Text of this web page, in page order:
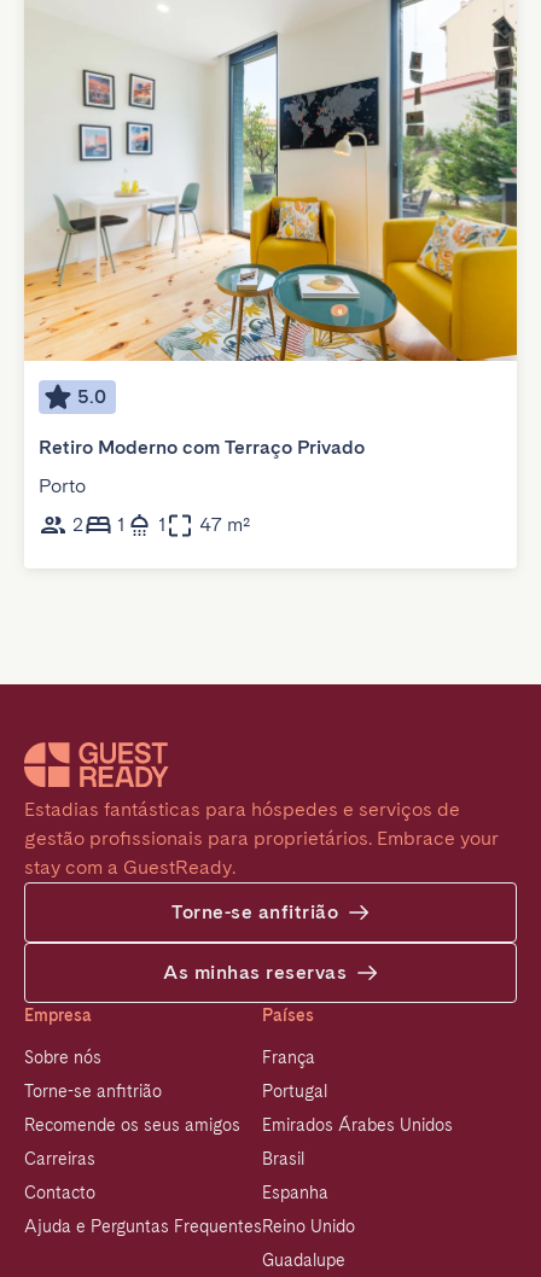
5.0
Retiro Moderno com Terraço Privado
Porto
2
1 1 47 m²
Estadias fantásticas para hóspedes e serviços de
gestão profissionais para proprietários. Embrace your
stay com a GuestReady.
Torne-se anfitrião
As minhas reservas
Empresa
Sobre nós
Torne-se anfitrião
Recomende os seus amigos
Carreiras
Contacto
Ajuda e Perguntas Frequentes
Países
França
Portugal
Emirados Árabes Unidos
Brasil
Espanha
Reino Unido
Guadalupe